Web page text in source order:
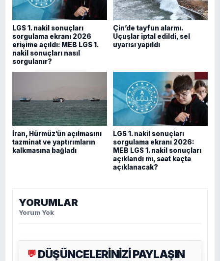
LGS 1. nakil sonuçları
sorgulama ekranı 2026
erişime açıldı: MEB LGS 1.
nakil sonuçları nasıl
sorgulanır?
Çin’de tayfun alarmı.
Uçuşlar iptal edildi, sel
uyarısı yapıldı
İran, Hürmüz’ün açılmasını
tazminat ve yaptırımların
kalkmasına bağladı
LGS 1. nakil sonuçları
sorgulama ekranı 2026:
MEB LGS 1. nakil sonuçları
açıklandı mı, saat kaçta
açıklanacak?
YORUMLAR
Yorum Yok
💬 DÜŞÜNCELERİNİZİ PAYLAŞIN